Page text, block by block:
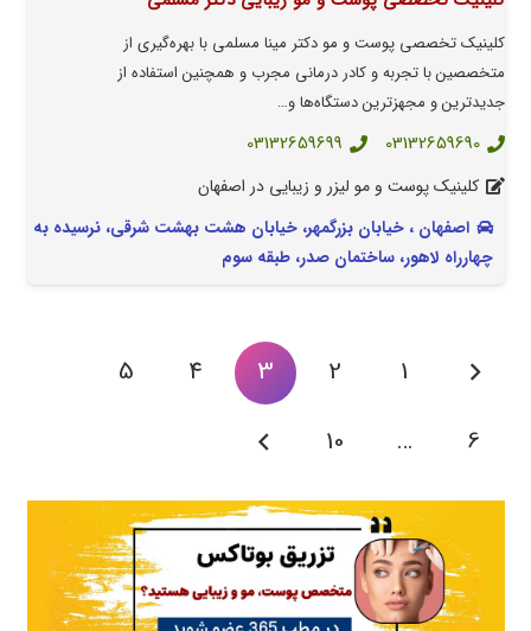
کلینیک تخصصی پوست و مو دکتر مینا مسلمی با بهره‌گیری از
متخصصین با تجربه و کادر درمانی مجرب و همچنین استفاده از
جدیدترین و مجهزترین دستگاه‌ها و…
03132659690
03132659699
کلینیک پوست و مو لیزر و زیبایی در اصفهان
اصفهان ، خیابان بزرگمهر، خیابان هشت بهشت شرقی، نرسیده به
چهارراه لاهور، ساختمان صدر، طبقه سوم
1
2
3
4
5
6
…
10